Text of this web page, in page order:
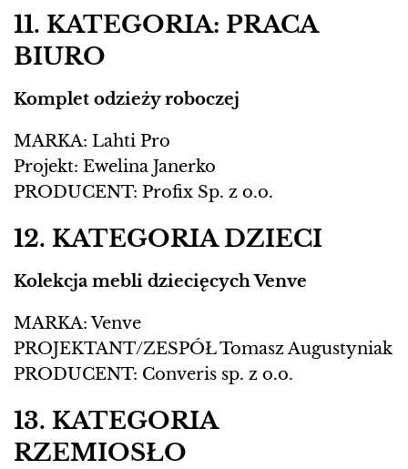
11. KATEGORIA: PRACA
BIURO
Komplet odzieży roboczej
MARKA: Lahti Pro
Projekt: Ewelina Janerko
PRODUCENT: Profix Sp. z o.o.
12. KATEGORIA DZIECI
Kolekcja mebli dziecięcych Venve
MARKA: Venve
PROJEKTANT/ZESPÓŁ Tomasz Augustyniak
PRODUCENT: Converis sp. z o.o.
13. KATEGORIA
RZEMIOSŁO